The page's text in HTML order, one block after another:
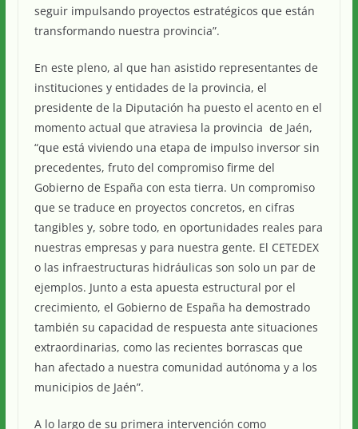
seguir impulsando proyectos estratégicos que están
transformando nuestra provincia”.
En este pleno, al que han asistido representantes de
instituciones y entidades de la provincia, el
presidente de la Diputación ha puesto el acento en el
momento actual que atraviesa la provincia de Jaén,
“que está viviendo una etapa de impulso inversor sin
precedentes, fruto del compromiso firme del
Gobierno de España con esta tierra. Un compromiso
que se traduce en proyectos concretos, en cifras
tangibles y, sobre todo, en oportunidades reales para
nuestras empresas y para nuestra gente. El CETEDEX
o las infraestructuras hidráulicas son solo un par de
ejemplos. Junto a esta apuesta estructural por el
crecimiento, el Gobierno de España ha demostrado
también su capacidad de respuesta ante situaciones
extraordinarias, como las recientes borrascas que
han afectado a nuestra comunidad autónoma y a los
municipios de Jaén”.
A lo largo de su primera intervención como